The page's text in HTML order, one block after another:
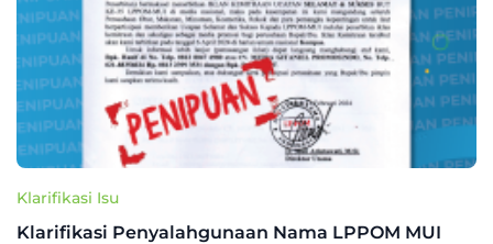
Klarifikasi Isu
Klarifikasi Penyalahgunaan Nama LPPOM MUI